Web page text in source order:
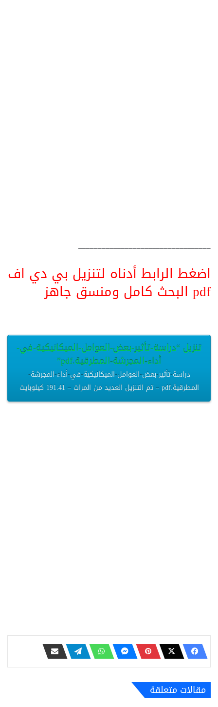
__________________________________
اضغط الرابط أدناه لتنزيل بي دي اف
pdf البحث كامل ومنسق جاهز
تنزيل “دراسة-تأثير-بعض-العوامل-الميكانيكية-في-
أداء-المجرشة-المطرقية.pdf”
دراسة-تأثير-بعض-العوامل-الميكانيكية-في-أداء-المجرشة-
المطرقية.pdf – تم التنزيل العديد من المرات – 191.41 كيلوبايت
مقالات متعلقة